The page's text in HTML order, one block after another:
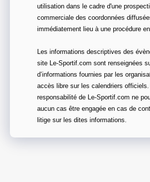
utilisation dans le cadre d'une
commerciale des coordonnées
immédiatement lieu à une procédure
Les informations descriptives des
site Le-Sportif.com sont renseignées
d’informations fournies par les
accès libre sur les calendriers officiels.
responsabilité de Le-Sportif.com ne
aucun cas être engagée en cas de
litige sur les dites informations.